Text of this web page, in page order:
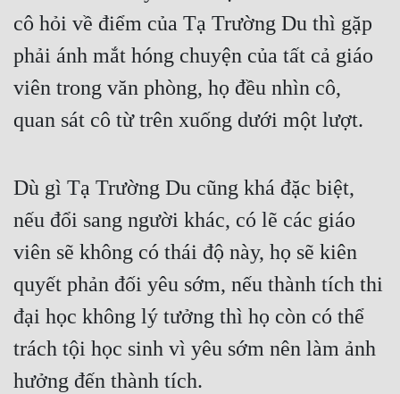
cô hỏi về điểm của Tạ Trường Du thì gặp
phải ánh mắt hóng chuyện của tất cả giáo
viên trong văn phòng, họ đều nhìn cô,
quan sát cô từ trên xuống dưới một lượt.
Dù gì Tạ Trường Du cũng khá đặc biệt,
nếu đổi sang người khác, có lẽ các giáo
viên sẽ không có thái độ này, họ sẽ kiên
quyết phản đối yêu sớm, nếu thành tích thi
đại học không lý tưởng thì họ còn có thể
trách tội học sinh vì yêu sớm nên làm ảnh
hưởng đến thành tích.